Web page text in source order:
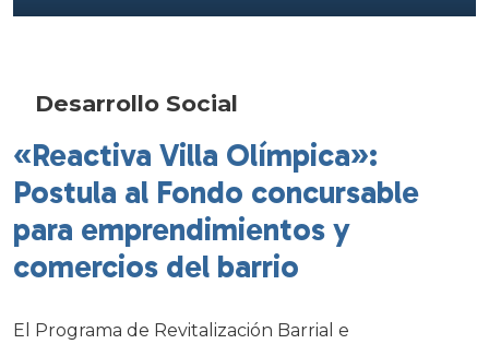
Desarrollo Social
«Reactiva Villa Olímpica»:
Postula al Fondo concursable
para emprendimientos y
comercios del barrio
El Programa de Revitalización Barrial e